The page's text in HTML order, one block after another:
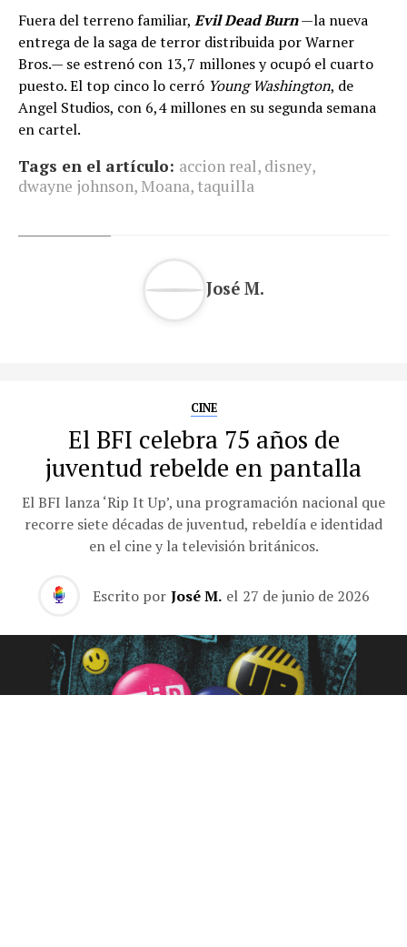
Fuera del terreno familiar, Evil Dead Burn—la nueva
entrega de la saga de terror distribuida por Warner
Bros.— se estrenó con 13,7 millones y ocupó el cuarto
puesto. El top cinco lo cerró Young Washington, de
Angel Studios, con 6,4 millones en su segunda semana
en cartel.
Tags en el artículo: accion real, disney,
dwayne johnson, Moana, taquilla
José M.
CINE
El BFI celebra 75 años de
juventud rebelde en pantalla
El BFI lanza ‘Rip It Up’, una programación nacional que
recorre siete décadas de juventud, rebeldía e identidad
en el cine y la televisión británicos.
Escrito por José M. el 27 de junio de 2026